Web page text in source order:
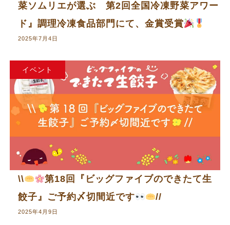
菜ソムリエが選ぶ 第2回全国冷凍野菜アワー
ド』調理冷凍食品部門にて、金賞受賞
2025年7月4日
イベント
\\
第18回『ビッグファイブのできたて生
餃子』ご予約〆切間近です
//
2025年4月9日